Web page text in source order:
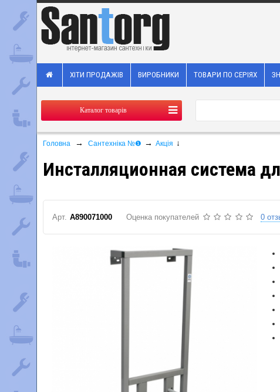
ХІТИ ПРОДАЖІВ ВИРОБНИКИ ТОВАРИ ПО СЕРІЯХ
Каталог товарів
Головна → Сантехніка №❶ → Акція ↓
Инсталляционная система
Арт. A890071000 Оценка покупателей 0